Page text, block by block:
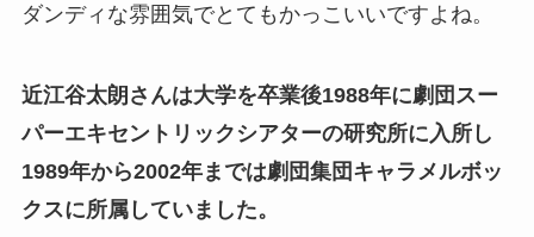
ダンディな雰囲気でとてもかっこいいですよね。
近江谷太朗さんは大学を卒業後1988年に劇団スー
パーエキセントリックシアターの研究所に入所し
1989年から2002年までは劇団集団キャラメルボッ
クスに所属していました。